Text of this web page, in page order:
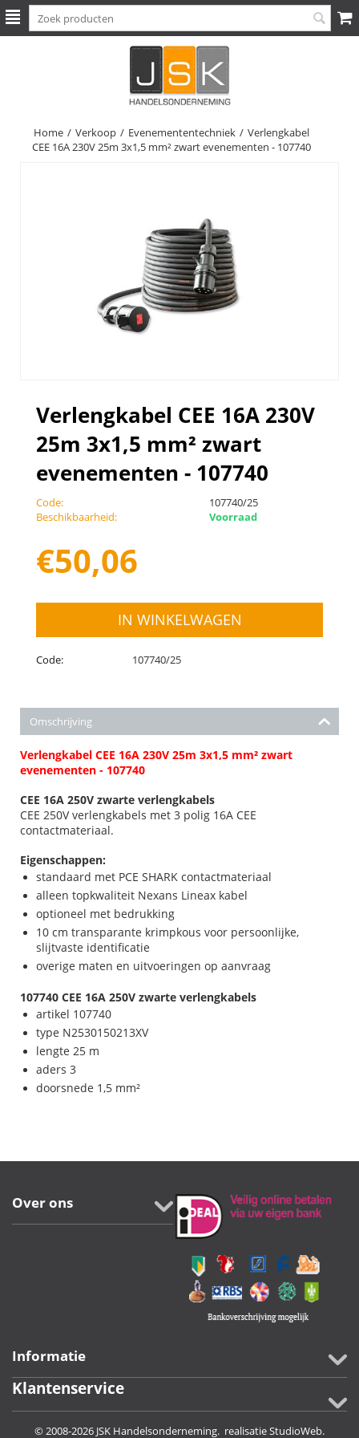
Home / Verkoop / Evenemententechniek / Verlengkabel
CEE 16A 230V 25m 3x1,5 mm² zwart evenementen - 107740
Verlengkabel CEE 16A 230V
25m 3x1,5 mm² zwart
evenementen - 107740
Code:
107740/25
Beschikbaarheid:
Voorraad
€50,06
IN WINKELWAGEN
Code: 107740/25
Omschrijving
Verlengkabel CEE 16A 230V 25m 3x1,5 mm² zwart
evenementen - 107740
CEE 16A 250V zwarte verlengkabels
CEE 250V verlengkabels met 3 polig 16A CEE
contactmateriaal.
Eigenschappen:
standaard met PCE SHARK contactmateriaal
alleen topkwaliteit Nexans Lineax kabel
optioneel met bedrukking
10 cm transparante krimpkous voor persoonlijke,
slijtvaste identificatie
overige maten en uitvoeringen op aanvraag
107740 CEE 16A 250V zwarte verlengkabels
artikel 107740
type N2530150213XV
lengte 25 m
aders 3
doorsnede 1,5 mm²
Over ons
Informatie
Klantenservice
© 2008-2026 JSK Handelsonderneming. realisatieStudioWeb.